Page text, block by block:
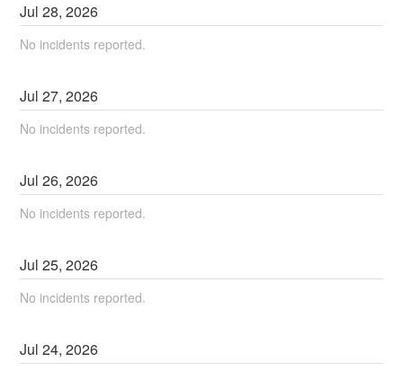
Jul28,2026
No incidents reported.
Jul27,2026
No incidents reported.
Jul26,2026
No incidents reported.
Jul25,2026
No incidents reported.
Jul24,2026